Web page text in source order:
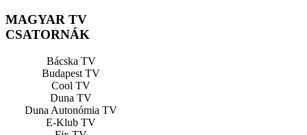
MAGYAR TV
CSATORNÁK
Bácska TV
Budapest TV
Cool TV
Duna TV
Duna Autonómia TV
E-Klub TV